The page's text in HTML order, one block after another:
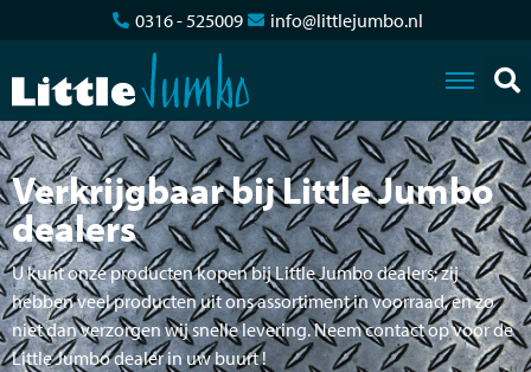
0316 - 525009 info@littlejumbo.nl
Verkrijgbaar bij Little Jumbo
dealers
U kunt onze producten kopen bij Little Jumbo dealers; zij
hebben veel producten uit ons assortiment in voorraad, en zo
niet dan verzorgen wij snelle levering. Neem contact op voor de
Little Jumbo dealer in uw buurt !